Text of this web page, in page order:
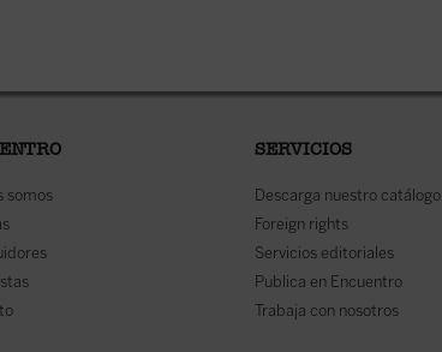
somos
SERVICIOS
Descarga nuestro catálogo
Foreign rights
Servicios editoriales
Publica en Encuentro
Trabaja con nosotros